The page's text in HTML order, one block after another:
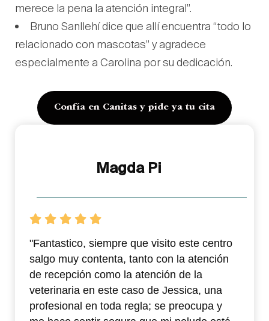
merece la pena la atención integral”.
Bruno Sanllehí dice que allí encuentra “todo lo
relacionado con mascotas” y agradece
especialmente a Carolina por su dedicación.
Confía en Canitas y pide ya tu cita
Magda Pi
"Fantastico, siempre que visito este centro
salgo muy contenta, tanto con la atención
de recepción como la atención de la
veterinaria en este caso de Jessica, una
profesional en toda regla; se preocupa y